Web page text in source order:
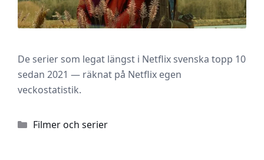
De serier som legat längst i Netflix svenska topp 10
sedan 2021 — räknat på Netflix egen
veckostatistik.
Kategorier
Filmer och serier